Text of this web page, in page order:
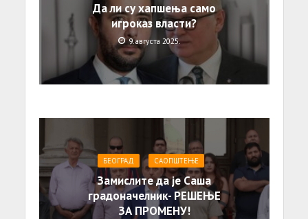
Да ли су хапшења само
игроказ власти?
9. августа 2025.
БЕОГРАД САОПШТЕЊE
Замислите да је Саша
градоначелник- РЕШЕЊЕ
ЗА ПРОМЕНУ!